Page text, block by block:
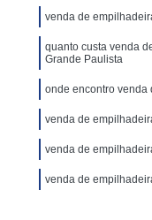
venda de
quanto custa venda
Grande Paulista
onde encontro venda
venda de
venda de
venda de